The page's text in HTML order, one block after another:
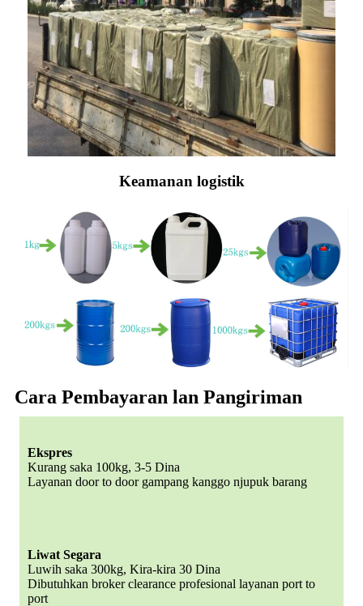
Keamanan logistik
Cara Pembayaran lan Pangiriman
Ekspres
Kurang saka 100kg, 3-5 Dina
Layanan door to door gampang kanggo njupuk barang
Liwat Segara
Luwih saka 300kg, Kira-kira 30 Dina
Dibutuhkan broker clearance profesional layanan port to
port